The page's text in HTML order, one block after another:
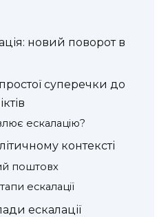
новий поворот в
суперечки до
ескалацію?
контексті
поштовх
ескалації
ескалації